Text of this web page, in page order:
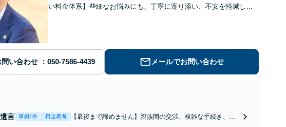
い料金体系】些細なお悩みにも、丁寧に寄り添い、不安を軽減しま
い合わせ メールでお問い合わせ
言 事例1件 料金表有
【最後まで諦めません】親族間の交渉、複雑な手続き、全